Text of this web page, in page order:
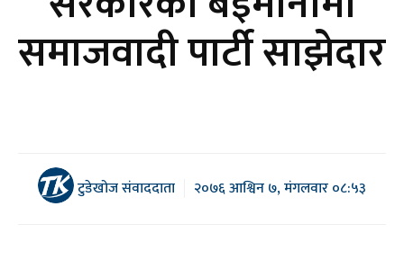
समाजवादी पार्टी साझेदार
टुडेखोज संवाददाता २०७६ आश्विन ७, मंगलवार ०८:५३